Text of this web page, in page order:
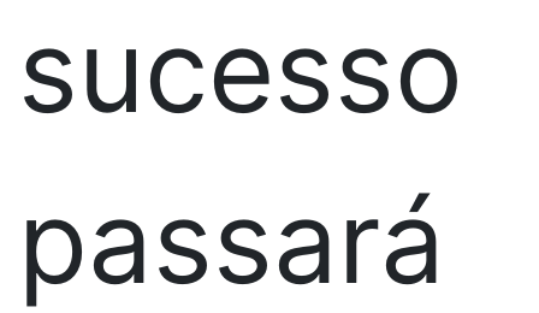
sucesso
passará